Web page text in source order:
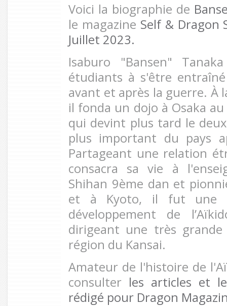
Voici la biographie de
le magazine Self & Dragon
Juillet 2023.
Isaburo "Bansen"
étudiants à s'être
avant et après la guerre. À
il fonda un dojo à Osaka
qui devint plus tard le
plus important du pays
Partageant une relation
consacra sa vie à
Shihan 9ème dan et
et à Kyoto, il fut une
développement de
dirigeant une très
région du Kansai.
Amateur de l'histoire de
consulter les articles et
rédigé pour Dragon